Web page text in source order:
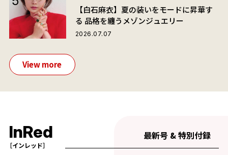
【白石麻衣】夏の装いをモードに昇華す
る 品格を纏うメゾンジュエリー
2026.07.07
View more
InRed
［インレッド］
最新号 & 特別付録